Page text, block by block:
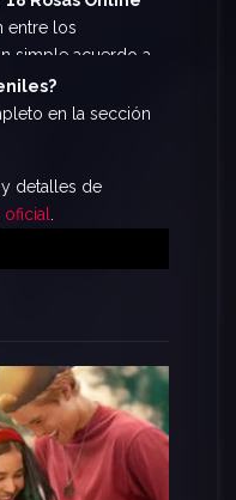
entre los
simple acuerdo a
que comenzó
el debut soñado
pero quizás,
en la sección
detalles de